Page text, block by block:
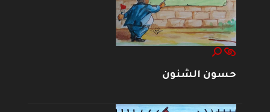
حسون الشنون